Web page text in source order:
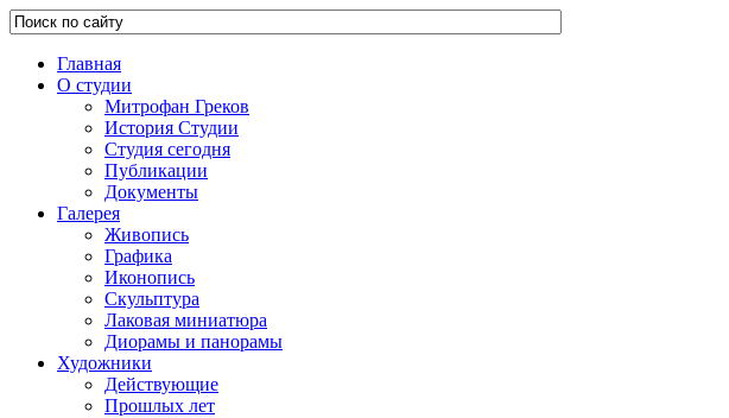
Главная
О студии
Митрофан Греков
История Студии
Студия сегодня
Публикации
Документы
Галерея
Живопись
Графика
Иконопись
Скульптура
Лаковая миниатюра
Диорамы и панорамы
Художники
Действующие
Прошлых лет